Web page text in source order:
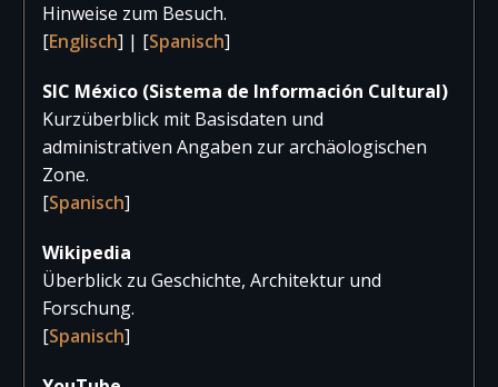
2019
11.466
2017
12.240
Hinweise zum Besuch.
[Englisch] | [Spanisch]
SIC México (Sistema de Información Cultural)
Kurzüberblick mit Basisdaten und
administrativen Angaben zur archäologischen
Zone.
[Spanisch]
Wikipedia
Überblick zu Geschichte, Architektur und
Forschung.
[Spanisch]